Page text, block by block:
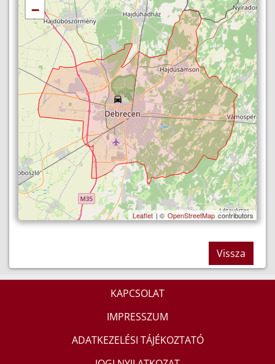
−
Leaflet | © OpenStreetMap contributors
Vissza
KAPCSOLAT
IMPRESSZUM
ADATKEZELÉSI TÁJÉKOZTATÓ